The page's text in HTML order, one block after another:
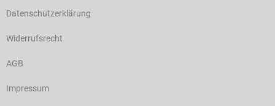
Datenschutzerklärung
Widerrufsrecht
AGB
Impressum